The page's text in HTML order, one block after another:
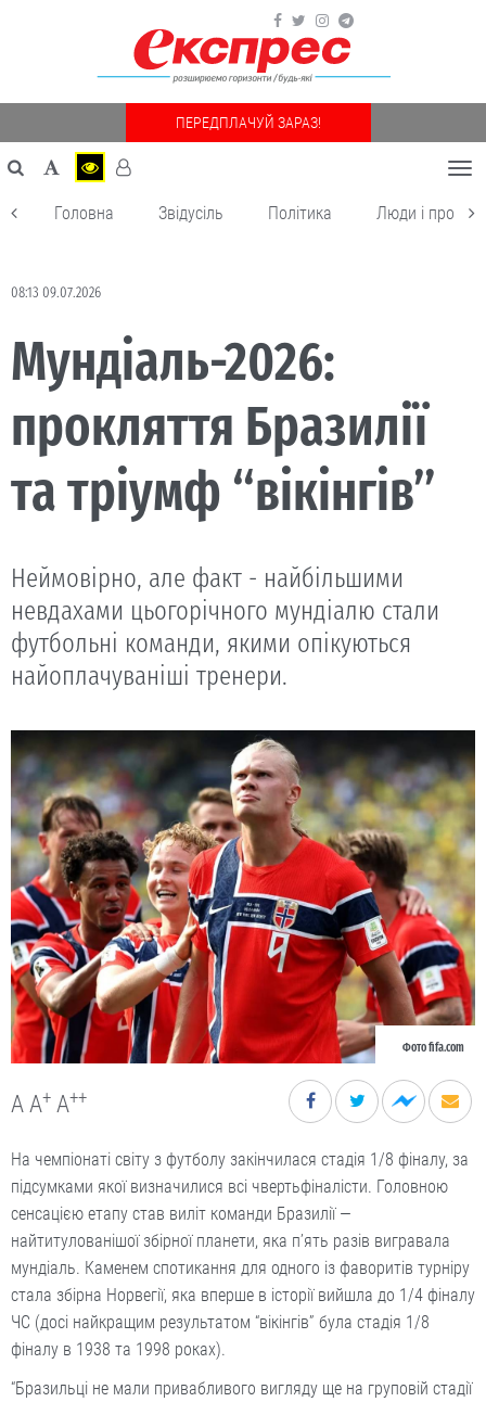
ПЕРЕДПЛАЧУЙ ЗАРАЗ!
Головна Звідусіль Політика Люди і
08:13 09.07.2026
Мундіаль-2026:
прокляття Бразилії
та тріумф “вікінгів”
Неймовірно, але факт - найбільшими
невдахами цьогорічного мундіалю стали
футбольні команди, якими опікуються
найоплачуваніші тренери.
Фото fifa.com
A A+ A++
На чемпіонаті світу з футболу закінчилася стадія 1/8 фіналу, за
підсумками якої визначилися всі чвертьфіналісти. Головною
сенсацією етапу став виліт команди Бразилії —
найтитулованішої збірної планети, яка п’ять разів вигравала
мундіаль. Каменем спотикання для одного із фаворитів турніру
стала збірна Норвегії, яка вперше в історії вийшла до 1/4 фіналу
ЧС (досі найкращим результатом “вікінгів” була стадія 1/8
фіналу в 1938 та 1998 роках).
“Бразильці не мали привабливого вигляду ще на груповій стадії